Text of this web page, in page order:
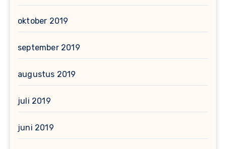
oktober 2019
september 2019
augustus 2019
juli 2019
juni 2019